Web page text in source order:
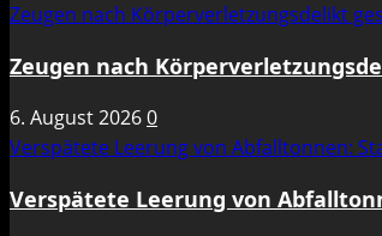
Zeugen nach Körperverletzungsdelikt
Zeugen nach
6. August 20260
Verspätete Leerung von Abfalltonnen:
Verspätete Leerung von